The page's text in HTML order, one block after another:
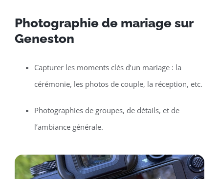
Photographie de mariage sur
Geneston
Capturer les moments clés d’un mariage : la
cérémonie, les photos de couple, la réception, etc.
Photographies de groupes, de détails, et de
l’ambiance générale.